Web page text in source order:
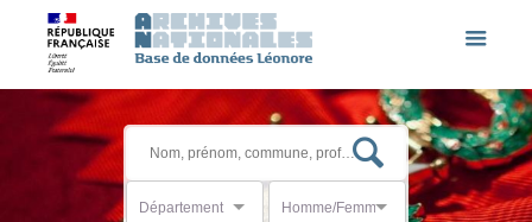
Département Homme/Femme